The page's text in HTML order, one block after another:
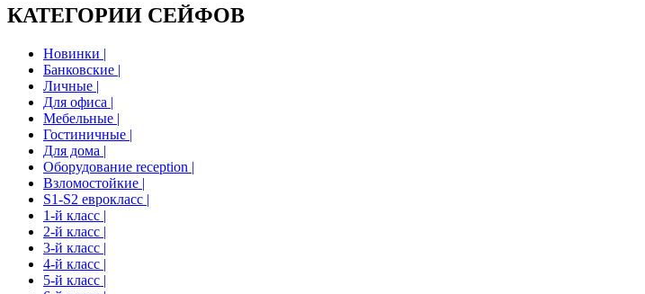
КАТЕГОРИИ СЕЙФОВ
Новинки |
Банковские |
Личные |
Для офиса |
Мебельные |
Гостиничные |
Для дома |
Оборудование reception |
Взломостойкие |
S1-S2 еврокласс |
1-й класс |
2-й класс |
3-й класс |
4-й класс |
5-й класс |